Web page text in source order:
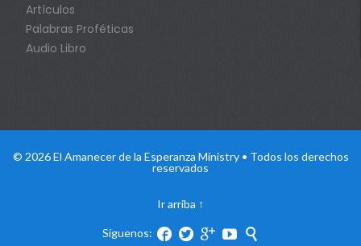
Artículos
Palabras Proféticas
Audio Libro
© 2026 El Amanecer de la Esperanza Ministry • Todos los derechos
reservados
Ir arriba ↑
Síguenos:     